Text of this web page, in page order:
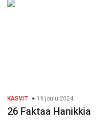
KASVIT 19 joulu 2024
26 Faktaa Hanikkia